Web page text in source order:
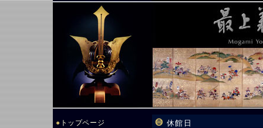
● トップページ 休館日